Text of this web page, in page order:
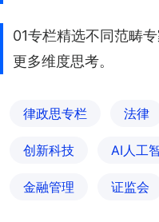
01专栏精选不同范畴
更多维度思考。
律政思专栏 法律
创新科技 AI人工
金融管理 证监会